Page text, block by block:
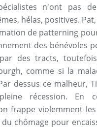
n'ont pas
hélas, positives.
de patterning
des bénévoles
des tracts,
comme si la
dessus ce malheur,
récession. En
frappe violemment
chômage pour